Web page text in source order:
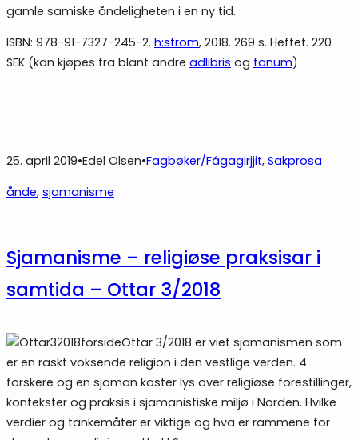
gamle samiske åndeligheten i en ny tid.
ISBN: 978-91-7327-245-2. h:ström, 2018. 269 s. Heftet. 220
SEK (kan kjøpes fra blant andre adlibris og tanum)
25. april 2019•Edel Olsen•Fagbøker/Fágagirjjit, Sakprosa
ånde, sjamanisme
Sjamanisme – religiøse praksisar i
samtida – Ottar 3/2018
Ottar 3/2018 er viet sjamanismen som
er en raskt voksende religion i den vestlige verden. 4
forskere og en sjaman kaster lys over religiøse forestillinger,
kontekster og praksis i sjamanistiske miljø i Norden. Hvilke
verdier og tankemåter er viktige og hva er rammene for